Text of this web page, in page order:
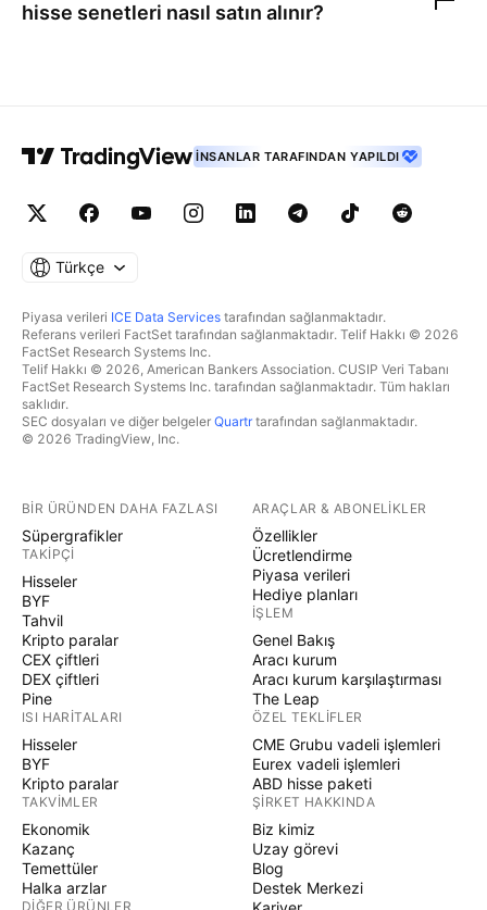
hisse senetleri nasıl satın alınır?
İNSANLAR TARAFINDAN YAPILDI
Türkçe
Piyasa verileri ICE Data Services tarafından sağlanmaktadır.
Referans verileri FactSet tarafından sağlanmaktadır. Telif Hakkı © 2026
FactSet Research Systems Inc.
Telif Hakkı © 2026, American Bankers Association. CUSIP Veri Tabanı
FactSet Research Systems Inc. tarafından sağlanmaktadır. Tüm hakları
saklıdır.
SEC dosyaları ve diğer belgeler Quartrtarafından sağlanmaktadır.
© 2026 TradingView, Inc.
BIR ÜRÜNDEN DAHA FAZLASI
Süpergrafikler
TAKIPÇI
Hisseler
BYF
Tahvil
Kripto paralar
CEX çiftleri
DEX çiftleri
Pine
ISI HARITALARI
Hisseler
BYF
Kripto paralar
TAKVIMLER
Ekonomik
Kazanç
Temettüler
Halka arzlar
DIĞER ÜRÜNLER
ARAÇLAR & ABONELIKLER
Özellikler
Ücretlendirme
Piyasa verileri
Hediye planları
İŞLEM
Genel Bakış
Aracı kurum
Aracı kurum karşılaştırması
The Leap
ÖZEL TEKLIFLER
CME Grubu vadeli işlemleri
Eurex vadeli işlemleri
ABD hisse paketi
ŞIRKET HAKKINDA
Biz kimiz
Uzay görevi
Blog
Destek Merkezi